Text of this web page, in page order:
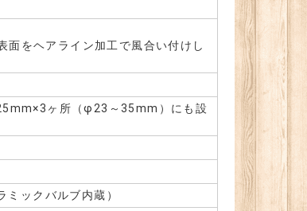
面をヘアライン加工で風合い付けし
ヶ所（φ23～35mm）にも設
ックバルブ内蔵）